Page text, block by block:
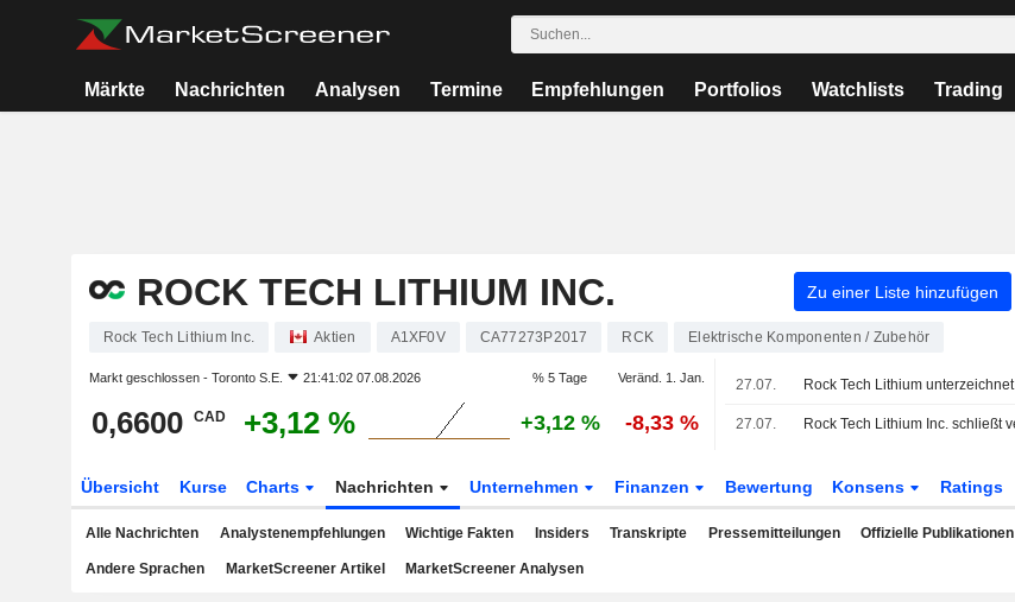
Märkte Nachrichten Analysen Termine Empfehlungen Portfolios Watchlists Trading
ROCK TECH LITHIUM INC. Zu einer Liste hinzufügen
Rock Tech Lithium Inc. Aktien A1XF0V CA77273P2017 RCK Elektrische Komponenten / Zubehör
Markt geschlossen - Toronto S.E. 21:41:02 07.08.2026 % 5 Tage Veränd. 1. Jan.
0,6600 CAD +3,12 % +3,12 % -8,33 %
27.07.
27.07.
Übersicht Kurse Charts Nachrichten Unternehmen Finanzen Bewertung Konsens Ratings
Alle Nachrichten Analystenempfehlungen Wichtige Fakten Insiders Transkripte Pressemitteilungen Offizielle Publikationen
Andere Sprachen MarketScreener Artikel MarketScreener Analysen